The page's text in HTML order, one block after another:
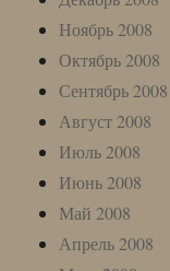
Ноябрь 2008
Октябрь 2008
Сентябрь 2008
Август 2008
Июль 2008
Июнь 2008
Май 2008
Апрель 2008